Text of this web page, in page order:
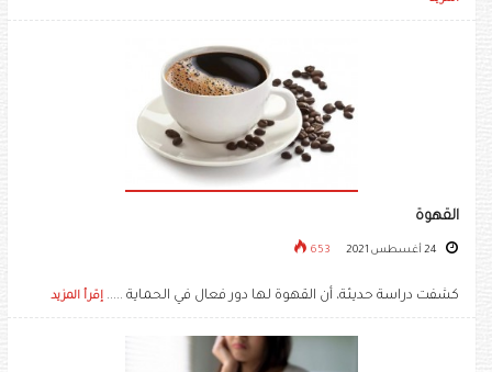
القهوة
653
كشفت دراسة حديثة، أن القهوة لها دور فعال في الحماية ..... إقرأ المزيد